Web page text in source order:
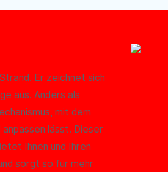
Er zeichnet sich
aus. Anders als
mit dem
lässt. Dieser
Ihnen und Ihren
sorgt so für mehr